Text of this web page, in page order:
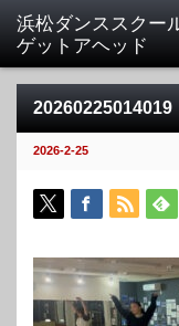
20260225014019
2026-2-25